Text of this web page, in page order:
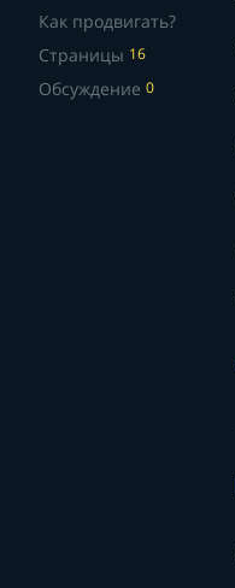
Как продвигать?
Страницы 16
Обсуждение 0